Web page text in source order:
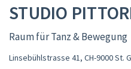
STUDIO
Raum für Tanz & Bewegung
Linsebühlstrasse 41, CH-9000 St.